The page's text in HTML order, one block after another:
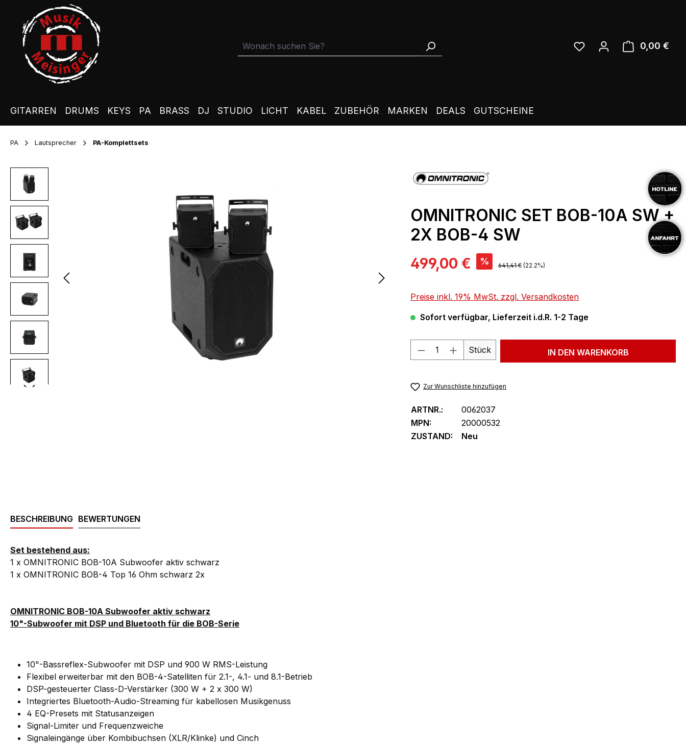
Hauptinhalt springen
Zur Suche springen
Zur Hauptnavigation springen
0,00 €
GITARREN DRUMS KEYS PA BRASS DJ STUDIO LICHT KABEL ZUBEHÖR MARKEN DEALS GUTSCHEINE
PA Lautsprecher PA-Komplettsets
Bildergalerie überspringen
OMNITRONIC SET BOB-10A SW +
2X BOB-4 SW
Verkaufspreis:
499,00 € % Regulärer Preis:
641,41 € (22.2%)
Preise inkl. 19% MwSt. zzgl. Versandkosten
Sofort verfügbar, Lieferzeit i.d.R. 1-2 Tage
Produkt Anzahl: Gib den gewünschten Wert
Stück IN DEN WARENKORB
Zur Wunschliste hinzufügen
ARTNR.:
0062037
MPN:
20000532
ZUSTAND:
Neu
BESCHREIBUNG BEWERTUNGEN
Set bestehend aus:
1 x OMNITRONIC BOB-10A Subwoofer aktiv schwarz
1 x OMNITRONIC BOB-4 Top 16 Ohm schwarz 2x
OMNITRONIC BOB-10A Subwoofer aktiv schwarz
10"-Subwoofer mit DSP und Bluetooth für die BOB-Serie
10"-Bassreflex-Subwoofer mit DSP und 900 W RMS-Leistung
Flexibel erweiterbar mit den BOB-4-Satelliten für 2.1-, 4.1- und 8.1-Betrieb
DSP-gesteuerter Class-D-Verstärker (300 W + 2 x 300 W)
Integriertes Bluetooth-Audio-Streaming für kabellosen Musikgenuss
4 EQ-Presets mit Statusanzeigen
Signal-Limiter und Frequenzweiche
Signaleingänge über Kombibuchsen (XLR/Klinke) und Cinch